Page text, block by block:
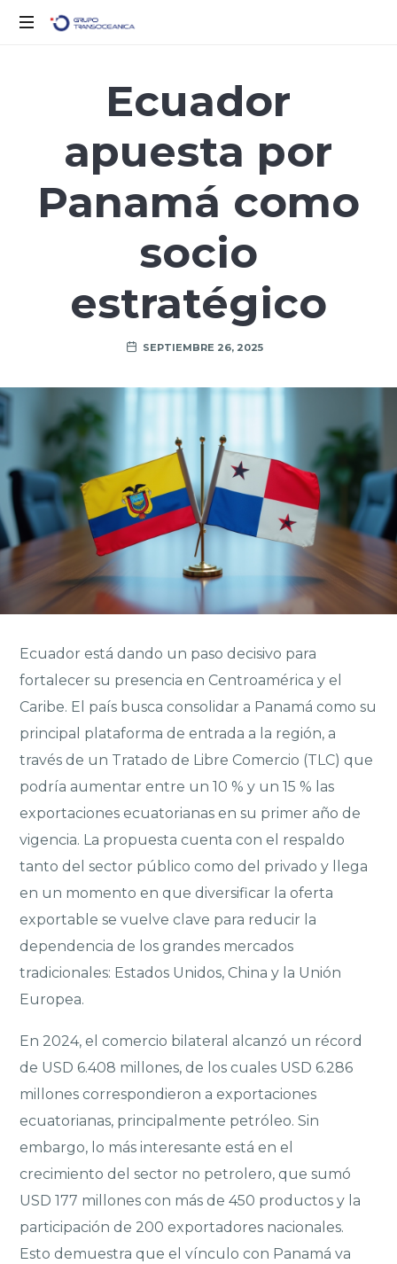
Movimiento
Ecuador
apuesta por
Panamá como
socio
estratégico
SEPTIEMBRE 26, 2025
Ecuador está dando un paso decisivo para
fortalecer su presencia en Centroamérica y el
Caribe. El país busca consolidar a Panamá como su
principal plataforma de entrada a la región, a
través de un Tratado de Libre Comercio (TLC) que
podría aumentar entre un 10 % y un 15 % las
exportaciones ecuatorianas en su primer año de
vigencia. La propuesta cuenta con el respaldo
tanto del sector público como del privado y llega
en un momento en que diversificar la oferta
exportable se vuelve clave para reducir la
dependencia de los grandes mercados
tradicionales: Estados Unidos, China y la Unión
Europea.
En 2024, el comercio bilateral alcanzó un récord
de USD 6.408 millones, de los cuales USD 6.286
millones correspondieron a exportaciones
ecuatorianas, principalmente petróleo. Sin
embargo, lo más interesante está en el
crecimiento del sector no petrolero, que sumó
USD 177 millones con más de 450 productos y la
participación de 200 exportadores nacionales.
Esto demuestra que el vínculo con Panamá va